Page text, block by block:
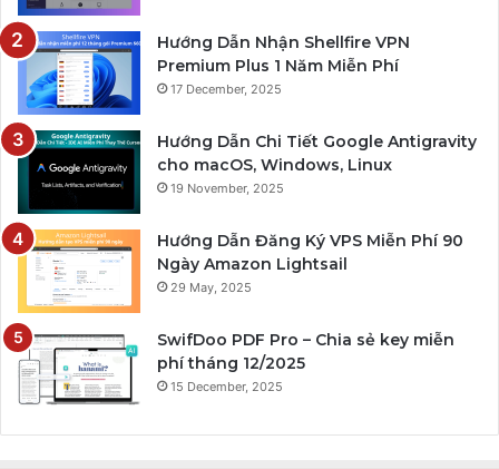
Hướng Dẫn Nhận Shellfire VPN
Premium Plus 1 Năm Miễn Phí
17 December, 2025
Hướng Dẫn Chi Tiết Google Antigravity
cho macOS, Windows, Linux
19 November, 2025
Hướng Dẫn Đăng Ký VPS Miễn Phí 90
Ngày Amazon Lightsail
29 May, 2025
SwifDoo PDF Pro – Chia sẻ key miễn
phí tháng 12/2025
15 December, 2025